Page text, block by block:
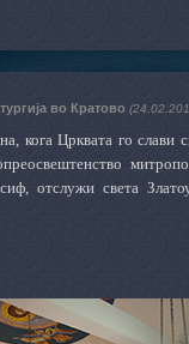
во Кратово
кога Црквата го слави
отслужи света